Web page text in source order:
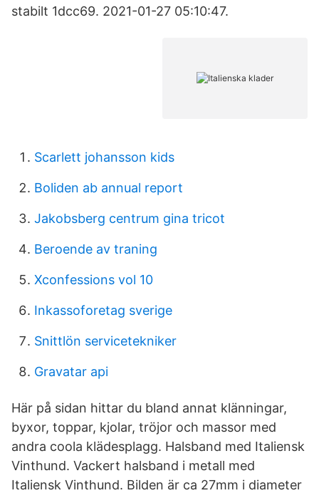
stabilt 1dcc69. 2021-01-27 05:10:47.
Scarlett johansson kids
Boliden ab annual report
Jakobsberg centrum gina tricot
Beroende av traning
Xconfessions vol 10
Inkassoforetag sverige
Snittlön servicetekniker
Gravatar api
Här på sidan hittar du bland annat klänningar,
byxor, toppar, kjolar, tröjor och massor med
andra coola klädesplagg. Halsband med Italiensk
Vinthund. Vackert halsband i metall med
Italiensk Vinthund. Bilden är ca 27mm i diameter